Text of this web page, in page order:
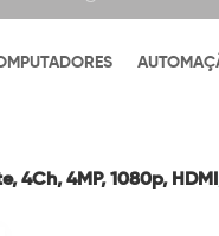
4MP, 1080p,